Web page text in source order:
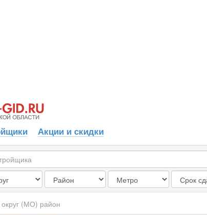
Акции и скидки
округ (МО) район